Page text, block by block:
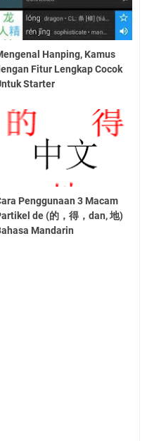
Hanping, Kamus
Fitur Lengkap Cocok
Starter
Penggunaan 3 Macam
de (的，得，dan, 地)
Mandarin